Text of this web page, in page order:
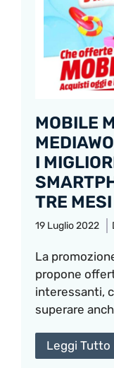
MOBILE
I
TRE MESI
19 Luglio 2022
La
propone
interessanti,
superare
Leggi Tutto